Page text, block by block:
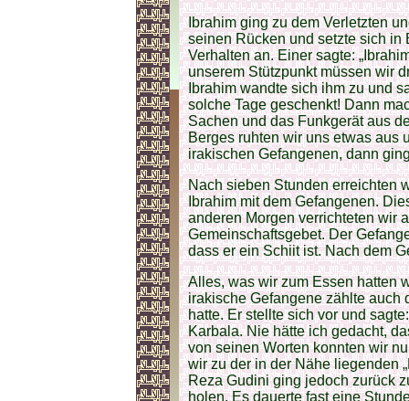
Ibrahim ging zu dem Verletzten
seinen Rücken und setzte sich in
Verhalten an. Einer sagte:
unserem Stützpunkt müssen wir
Ibrahim wandte sich ihm zu und
solche Tage geschenkt! Dann
Sachen und das Funkgerät aus
Berges ruhten wir uns etwas aus
irakischen Gefangenen, dann
Nach sieben Stunden erreichten
Ibrahim mit dem Gefangenen.
anderen Morgen verrichteten wir
Gemeinschaftsgebet. Der
dass er ein Schiit ist. Nach dem
Alles, was wir zum Essen hatten
irakische Gefangene zählte auch
hatte. Er stellte sich vor und
Karbala. Nie hätte ich gedacht,
von seinen Worten konnten wir
wir zu der in der Nähe liegenden
Reza Gudini ging jedoch zurück
holen. Es dauerte fast eine